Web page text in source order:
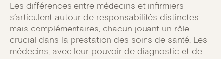
Les différences entre médecins et infirmiers
s’articulent autour de responsabilités distinctes
mais complémentaires, chacun jouant un rôle
crucial dans la prestation des soins de santé. Les
médecins, avec leur pouvoir de diagnostic et de